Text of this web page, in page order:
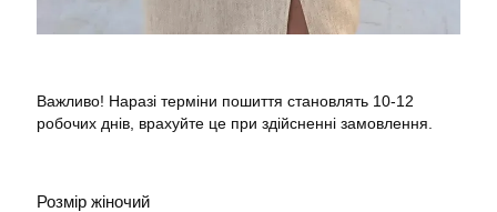
Важливо! Наразі терміни пошиття становлять 10-12
робочих днів, врахуйте це при здійсненні замовлення.
Розмір жіночий